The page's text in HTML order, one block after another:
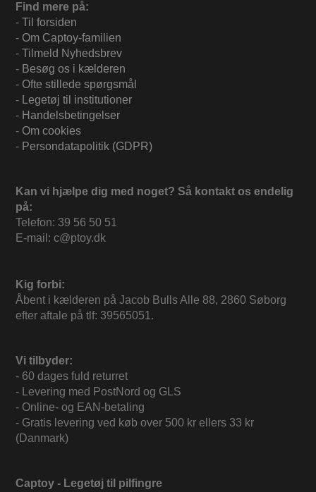
Find mere på:
- Til forsiden
- Om Captoy-familien
- Tilmeld Nyhedsbrev
- Besøg os i kælderen
- Ofte stillede spørgsmål
- Legetøj til institutioner
- Handelsbetingelser
- Om cookies
- Persondatapolitik (GDPR)
Kan vi hjælpe dig med noget? Så kontakt os endelig
på:
Telefon: 39 56 50 51
E-mail: c@ptoy.dk
Kig forbi:
Åbent i kælderen på Jacob Bulls Alle 88, 2860 Søborg
efter aftale på tlf: 39565051.
Vi tilbyder:
- 60 dages fuld returret
- Levering med PostNord og GLS
- Online- og EAN-betaling
- Gratis levering ved køb over 500 kr ellers 33 kr
(Danmark)
Captoy - Legetøj til pilfingre